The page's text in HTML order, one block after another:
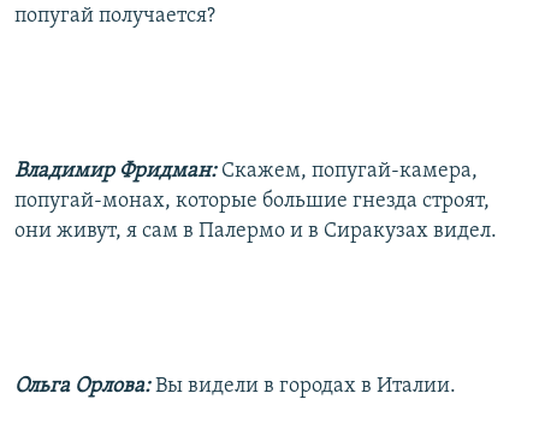
попугай получается?
Владимир Фридман: Скажем, попугай-камера,
попугай-монах, которые большие гнезда строят,
они живут, я сам в Палермо и в Сиракузах видел.
Ольга Орлова:Вы видели в городах в Италии.